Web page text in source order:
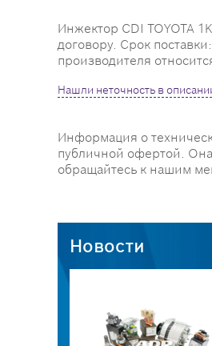
Инжектор CDI TOYOTA
договору. Срок
производителя
Нашли неточность в
Информация о
публичной офертой.
обращайтесь к нашим
Новости